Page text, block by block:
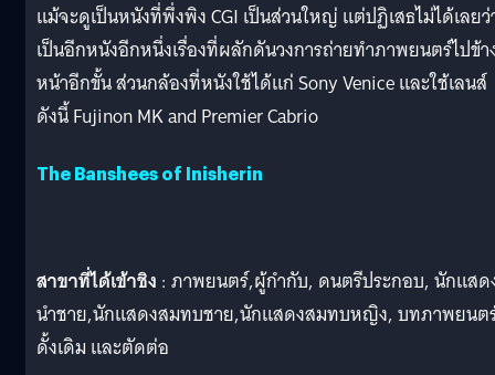
แม้จะดูเป็นหนังที่พึ่งพิง CGI เป็นส่วนใหญ่ แต่ปฏิเสธไม่ได้เลย
เป็นอีกหนังอีกหนึ่งเรื่องที่ผลักดันวงการถ่ายทำภาพยนตร์ไปข้า
หน้าอีกขั้น ส่วนกล้องที่หนังใช้ได้แก่ Sony Venice และใช้เลนส์
ดังนี้ Fujinon MK and Premier Cabrio
The Banshees of Inisherin
สาขาที่ได้เข้าชิง : ภาพยนตร์,ผู้กำกับ, ดนตรีประกอบ, นักแสด
นำชาย,นักแสดงสมทบชาย,นักแสดงสมทบหญิง, บทภาพยนต
ดั้งเดิม และตัดต่อ